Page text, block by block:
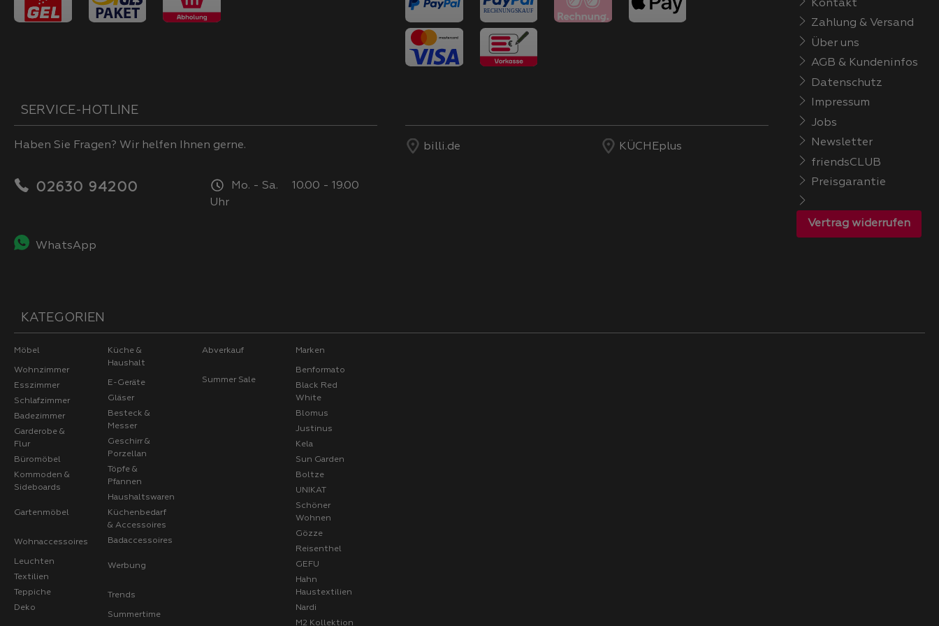
SERVICE-HOTLINE
Haben Sie Fragen? Wir helfen Ihnen gerne.
02630 94200
Mo. - Sa. 10.00 - 19.00
Uhr
WhatsApp
billi.de KÜCHEplus
Kontakt
Zahlung & Versand
Über uns
AGB & Kundeninfos
Datenschutz
Impressum
Jobs
Newsletter
friendsCLUB
Preisgarantie
KATEGORIEN
Möbel
Wohnzimmer
Esszimmer
Schlafzimmer
Badezimmer
Garderobe &
Flur
Büromöbel
Kommoden &
Sideboards
Gartenmöbel
Wohnaccessoires
Leuchten
Textilien
Teppiche
Deko
Küche &
Haushalt
E-Geräte
Gläser
Besteck &
Messer
Geschirr &
Porzellan
Töpfe &
Pfannen
Haushaltswaren
Küchenbedarf
& Accessoires
Badaccessoires
Werbung
Trends
Summertime
Abverkauf
Summer Sale
Marken
Benformato
Black Red
White
Blomus
Justinus
Kela
Sun Garden
Boltze
UNIKAT
Schöner
Wohnen
Gözze
Reisenthel
GEFU
Hahn
Haustextilien
Nardi
M2 Kollektion